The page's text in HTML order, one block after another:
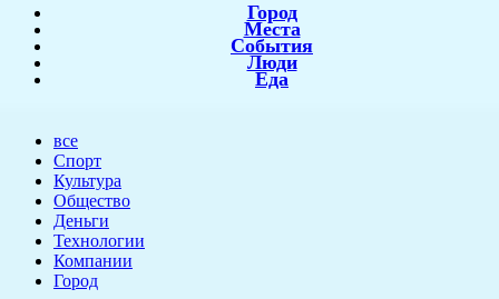
Город
Места
События
Люди
Еда
все
Спорт
Культура
Общество
Деньги
Технологии
Компании
Город